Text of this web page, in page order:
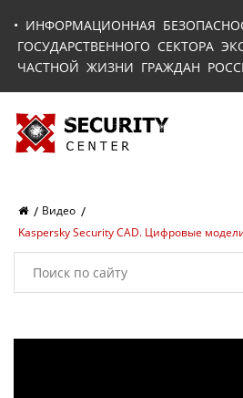
• ИНФОРМАЦИОННАЯ
ГОСУДАРСТВЕННОГО СЕКТОРА
ЧАСТНОЙ ЖИЗНИ ГРАЖДАН
Видео
Kaspersky Security CAD. Цифровые